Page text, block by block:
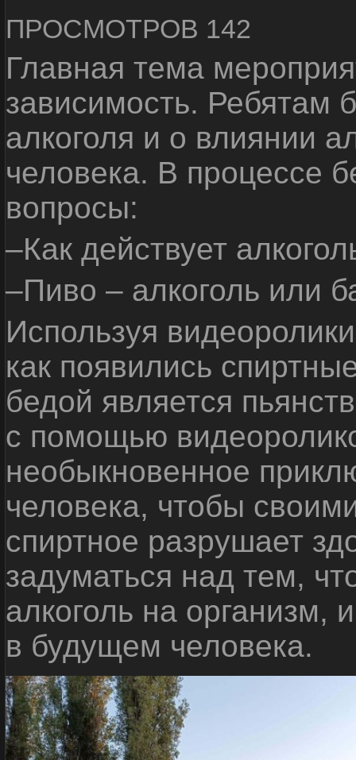
ПРОСМОТРОВ 142
Главная тема
зависимость. Ребятам
алкоголя и о влиянии
человека. В процессе
вопросы:
–Как действует
–Пиво – алкоголь или
Используя
как появились
бедой является
с помощью
необыкновенное
человека, чтобы
спиртное разрушает
задуматься над тем,
алкоголь на организм,
в будущем человека.